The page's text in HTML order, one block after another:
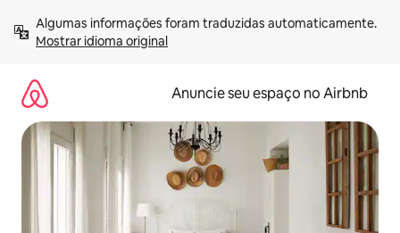
para
Mostrar idioma original
Anuncie seu espaço no Airbnb